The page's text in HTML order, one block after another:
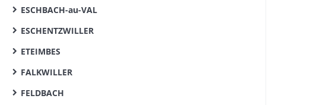
ESCHBACH-au-VAL
ESCHENTZWILLER
ETEIMBES
FALKWILLER
FELDBACH